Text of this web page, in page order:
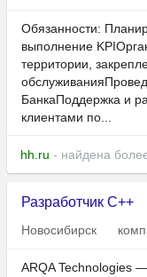
Обязанности:
выполнение
территории,
БанкаПоддержка и
клиентами по...
hh.ru - найдена
Разработчик C++
Новосибирск
ARQA Technologies